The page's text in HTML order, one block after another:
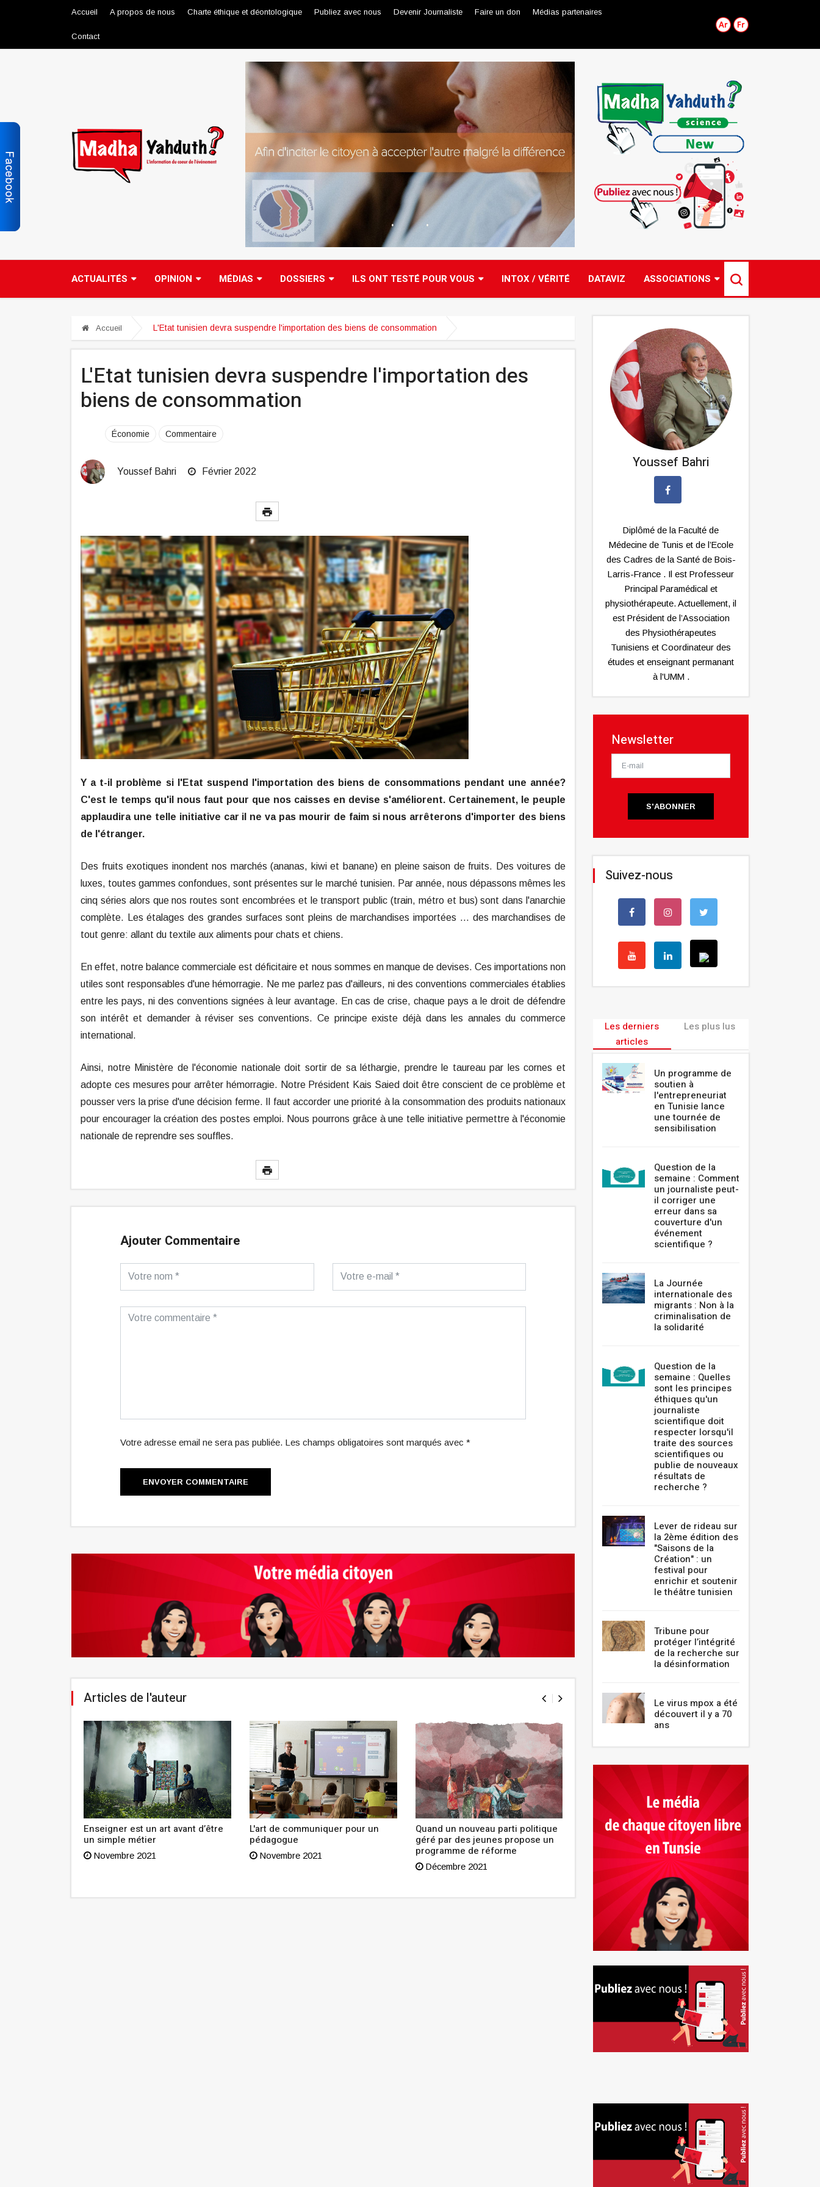
Accueil A propos de nous Charte éthique et déontologique Publiez avec nous Devenir Journaliste
Journaliste citoyen
Faire un don Médias partenaires
Contact
ACTUALITÉS OPINION MÉDIAS DOSSIERS ILS ONT TESTÉ POUR VOUS INTOX / VÉRITÉ DATAVIZ ASSOCIATIONS
Accueil L'Etat tunisien devra suspendre l'importation des biens de consommation
L'Etat tunisien devra suspendre l'importation des
biens de consommation
Économie Commentaire
Youssef Bahri Février 2022
Y a t-il problème si l'Etat suspend l'importation des biens de consommations pendant une année?
C'est le temps qu'il nous faut pour que nos caisses en devise s'améliorent. Certainement, le peuple
applaudira une telle initiative car il ne va pas mourir de faim si nous arrêterons d'importer des biens
de l'étranger.
Des fruits exotiques inondent nos marchés (ananas, kiwi et banane) en pleine saison de fruits. Des voitures de
luxes, toutes gammes confondues, sont présentes sur le marché tunisien. Par année, nous dépassons mêmes les
cinq séries alors que nos routes sont encombrées et le transport public (train, métro et bus) sont dans l'anarchie
complète.
Les étalages des grandes surfaces sont pleins de marchandises importées ... des marchandises de
tout genre: allant du textile aux aliments pour chats et chiens.
En effet, notre balance commerciale est déficitaire et nous sommes en manque de devises. Ces importations non
utiles sont responsables d'une hémorragie. Ne me parlez pas d'ailleurs, ni des conventions commerciales établies
entre les pays, ni des conventions signées à leur avantage. En cas de crise, chaque pays a le droit de défendre
son intérêt et demander à réviser ses conventions. Ce principe existe déjà dans les annales du commerce
international.
Ainsi, notre Ministère de l'économie nationale doit sortir de sa léthargie, prendre le taureau par les cornes et
adopte ces mesures pour arrêter hémorragie. Notre Président Kais Saied doit être conscient de ce problème et
pousser vers la prise d'une décision ferme. Il faut accorder une priorité à la consommation des produits nationaux
pour encourager la création des postes emploi. Nous pourrons grâce à une telle initiative permettre à l'économie
nationale de reprendre ses souffles.
Ajouter Commentaire
Votre adresse email ne sera pas publiée. Les champs obligatoires sont marqués avec *
ENVOYER COMMENTAIRE
Articles de l'auteur
Enseigner est un art avant d’être
un simple métier
Novembre 2021
L'art de communiquer pour un
pédagogue
Novembre 2021
Quand un nouveau parti politique
géré par des jeunes propose un
programme de réforme
Décembre 2021
Clin d'oeil d'un enseignant : la
perplexité de la langue française
Novembre 2021
Youssef Bahri
Diplômé de la Faculté de
Médecine de Tunis et de l’Ecole
des Cadres de la Santé de Bois-
Larris-France . Il est Professeur
Principal Paramédical et
physiothérapeute. Actuellement, il
est Président de l’Association
des Physiothérapeutes
Tunisiens et Coordinateur des
études et enseignant permanant
à l'UMM .
Newsletter
S'ABONNER
Suivez-nous
Les derniers
articles
Les plus lus
Un programme de
soutien à
l'entrepreneuriat
en Tunisie lance
une tournée de
sensibilisation
Question de la
semaine : Comment
un journaliste peut-
il corriger une
erreur dans sa
couverture d'un
événement
scientifique ?
La Journée
internationale des
migrants : Non à la
criminalisation de
la solidarité
Question de la
semaine : Quelles
sont les principes
éthiques qu'un
journaliste
scientifique doit
respecter lorsqu'il
traite des sources
scientifiques ou
publie de nouveaux
résultats de
recherche ?
Lever de rideau sur
la 2ème édition des
"Saisons de la
Création" : un
festival pour
enrichir et soutenir
le théâtre tunisien
Tribune pour
protéger l’intégrité
de la recherche sur
la désinformation
Le virus mpox a été
découvert il y a 70
ans